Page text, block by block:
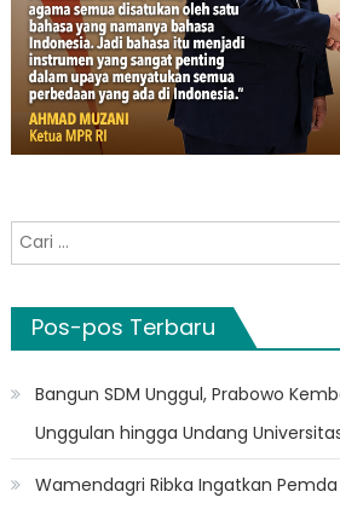
Cari
untuk:
Pos-pos Terbaru
Bangun SDM Unggul, Prabowo
Unggulan hingga Undang
Wamendagri Ribka Ingatkan